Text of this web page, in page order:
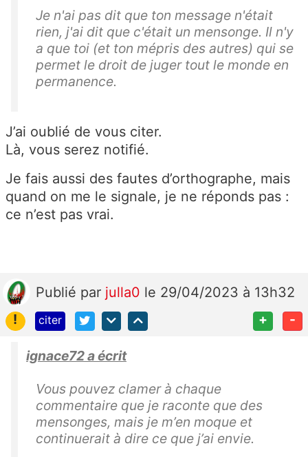
Je n'ai pas dit que ton message n'était
rien, j'ai dit que c'était un mensonge. Il n'y
a que toi (et ton mépris des autres) qui se
permet le droit de juger tout le monde en
permanence.
J’ai oublié de vous citer.
Là, vous serez notifié.
Je fais aussi des fautes d’orthographe, mais
quand on me le signale, je ne réponds pas :
ce n’est pas vrai.
Publié par julla0 le 29/04/2023 à 13h32
!
citer + -
ignace72 a écrit
Vous pouvez clamer à chaque
commentaire que je raconte que des
mensonges, mais je m’en moque et
continuerait à dire ce que j’ai envie.